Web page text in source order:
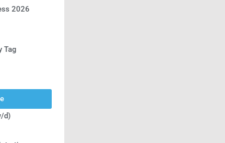
2026
Tag
d)